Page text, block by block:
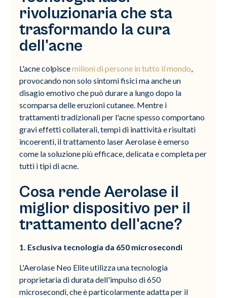
rivoluzionaria che sta
trasformando la cura
dell'acne
L'acne colpiscemilioni di persone in tutto il mondo,
provocando non solo sintomi fisici ma anche un
disagio emotivo che può durare a lungo dopo la
scomparsa delle eruzioni cutanee. Mentre i
trattamenti tradizionali per l'acne spesso comportano
gravi effetti collaterali, tempi di inattività e risultati
incoerenti, il trattamento laser Aerolase è emerso
come la soluzione più efficace, delicata e completa per
tutti i tipi di acne.
Cosa rende Aerolase il
miglior dispositivo per il
trattamento dell'acne?
1. Esclusiva tecnologia da 650 microsecondi
L'Aerolase Neo Elite utilizza una tecnologia
proprietaria di durata dell'impulso di 650
microsecondi, che è particolarmente adatta per il